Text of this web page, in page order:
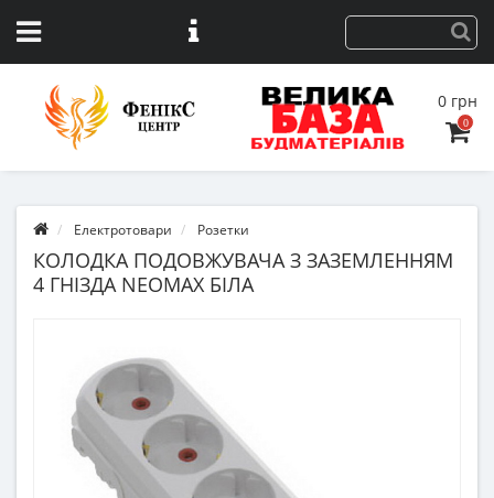
0 грн
0
Електротовари Розетки
КОЛОДКА ПОДОВЖУВАЧА З ЗАЗЕМЛЕННЯМ
4 ГНІЗДА NEOMAX БІЛА